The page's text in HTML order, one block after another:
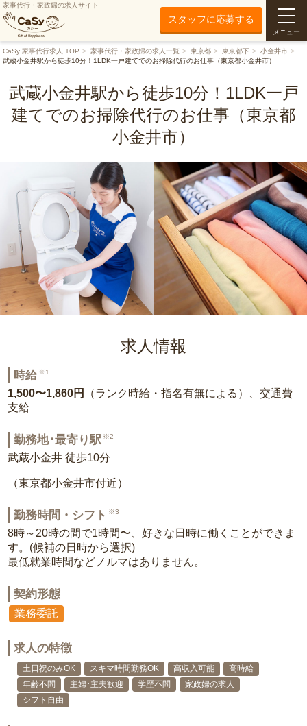
家事代行・家政婦の求人サイト
スタッフに応募する
メニュー
CaSy 家事代行求人 TOP 家事代行・家政婦の求人一覧 東京都 東京都下
小金井市
武蔵小金井駅から徒歩10分！1LDK一戸建てでのお掃除代行のお仕事（東京都小金井市）
武蔵小金井駅から徒歩10分！1LDK一戸
建てでのお掃除代行のお仕事（東京都
小金井市）
求人情報
時給 ※1
1,500〜1,860円
（ランク時給・指名有無による）、交通費
支給
勤務地･最寄り駅 ※2
武蔵小金井 徒歩10分
（東京都小金井市付近）
勤務時間・シフト ※3
8時～20時の間で1時間〜、好きな日時に働くことができま
す。(候補の日時から選択)
最低就業時間などノルマはありません。
契約形態
業務委託
求人の特徴
土日祝のみOK スキマ時間勤務OK 高収入可能
高時給
年齢不問
主婦･主夫歓迎 学歴不問
家政婦の求人
シフト自由